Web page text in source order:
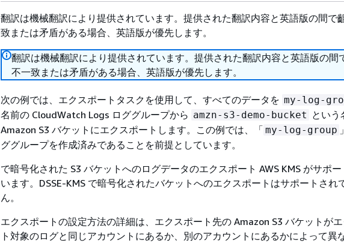
翻訳は機械翻訳により提供されています。提供された翻訳内容と英語版の間で
致または矛盾がある場合、英語版が優先します。
翻訳は機械翻訳により提供されています。提供された翻訳内容と英語版の間
不一致または矛盾がある場合、英語版が優先します。
次の例では、エクスポートタスクを使用して、すべてのデータを my-log-
名前の CloudWatch Logs ロググループから amzn-s3-demo-bucket という
Amazon S3 バケットにエクスポートします。この例では、「 my-log-group
ググループを作成済みであることを前提としています。
で暗号化された S3 バケットへのログデータのエクスポート AWS KMS がサポー
います。DSSE-KMS で暗号化されたバケットへのエクスポートはサポートされ
ん。
エクスポートの設定方法の詳細は、エクスポート先の Amazon S3 バケットが
ト対象のログと同じアカウントにあるか、別のアカウントにあるかによって異